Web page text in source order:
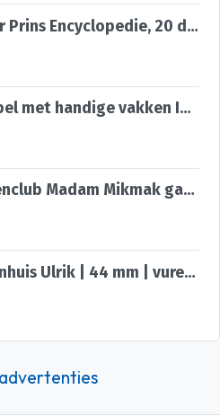
Grote Winkler Prins Encyclopedie, 20 delen + een supplement
Mooi tv meubel met handige vakken IKEA
Disney boekenclub Madam Mikmak gaat naar een feest
Blokhut - Tuinhuis Ulrik | 44 mm | vuren onbehandeld